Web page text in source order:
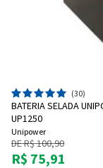
(30)
BATERIA SELADA
UP1250
Unipower
DE R$ 100,90
R$ 75,91